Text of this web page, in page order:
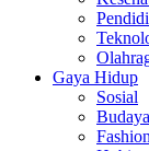
Gaya Hidup
Sosial
Budaya